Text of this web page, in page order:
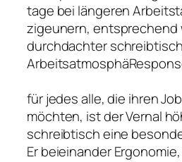
tage bei längeren
zigeunern, entsprechend
durchdachter
für jedes alle, die ihren
möchten, ist der Vernal
schreibtisch eine
Er beieinander